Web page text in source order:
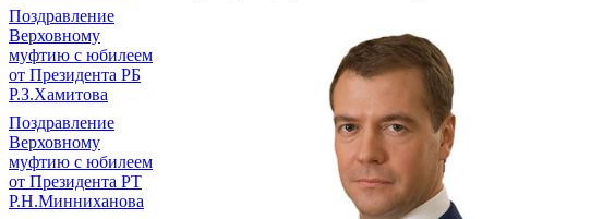
Поздравление
Верховному
муфтию с юбилеем
от Президента РБ
Р.З.Хамитова
Поздравление
Верховному
муфтию с юбилеем
от Президента РТ
Р.Н.Минниханова